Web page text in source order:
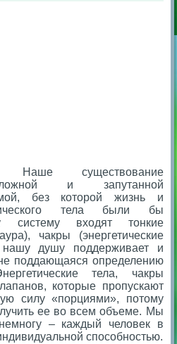
существование
и запутанной
без которой жизнь и
тела были бы
входят тонкие
чакры (энергетические
душу поддерживает и
поддающаяся определению
тела, чакры
которые пропускают
силу «порциями», потому
ее во всем объеме. Мы
– каждый человек в
способностью.